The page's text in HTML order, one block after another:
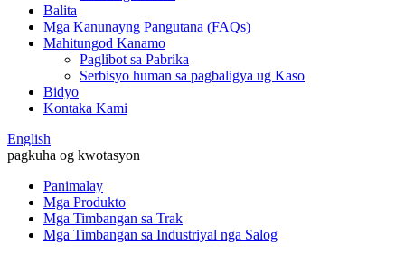
Balita
Mga Kanunayng Pangutana (FAQs)
Mahitungod Kanamo
Paglibot sa Pabrika
Serbisyo human sa pagbaligya ug Kaso
Bidyo
Kontaka Kami
English
pagkuha og kwotasyon
Panimalay
Mga Produkto
Mga Timbangan sa Trak
Mga Timbangan sa Industriyal nga Salog